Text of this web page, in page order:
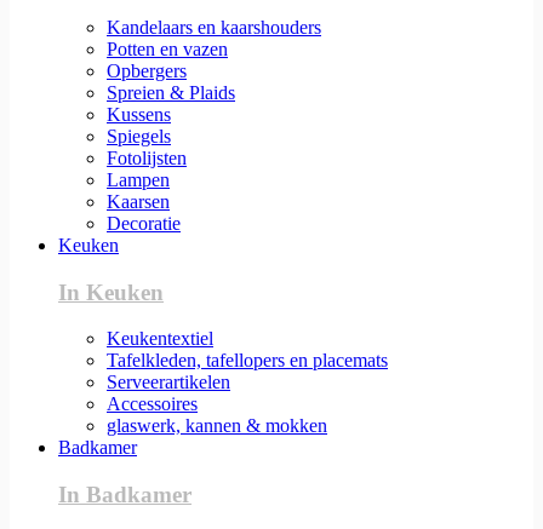
Kandelaars en kaarshouders
Potten en vazen
Opbergers
Spreien & Plaids
Kussens
Spiegels
Fotolijsten
Lampen
Kaarsen
Decoratie
Keuken
In Keuken
Keukentextiel
Tafelkleden, tafellopers en placemats
Serveerartikelen
Accessoires
glaswerk, kannen & mokken
Badkamer
In Badkamer